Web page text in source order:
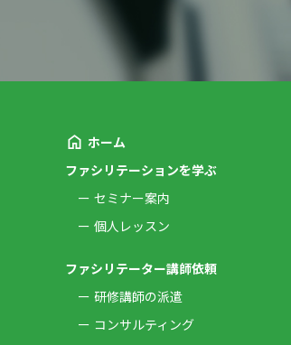
ホーム
ファシリテーションを学ぶ
セミナー案内
個人レッスン
ファシリテーター講師依頼
研修講師の派遣
コンサルティング